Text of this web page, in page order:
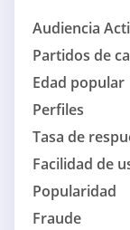
Audiencia
Partidos de
Edad popular
Perfiles
Tasa de
Facilidad de
Popularidad
Fraude